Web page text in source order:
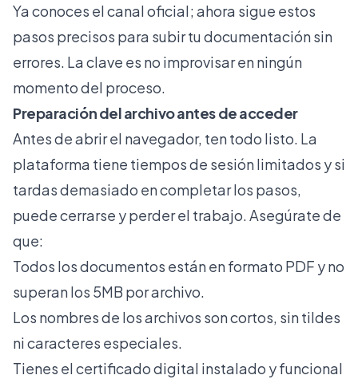
Ya conoces el canal oficial; ahora sigue estos
pasos precisos para subir tu documentación sin
errores. La clave es no improvisar en ningún
momento del proceso.
Preparación del archivo antes de acceder
Antes de abrir el navegador, ten todo listo. La
plataforma tiene tiempos de sesión limitados y si
tardas demasiado en completar los pasos,
puede cerrarse y perder el trabajo. Asegúrate de
que:
Todos los documentos están en formato PDF y no
superan los 5MB por archivo.
Los nombres de los archivos son cortos, sin tildes
ni caracteres especiales.
Tienes el certificado digital instalado y funcional